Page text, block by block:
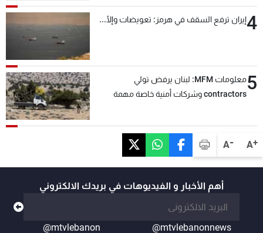
A+
A-
4إيران ترفع السقف في هرمز: تعويضات وإلّا...
5
معلومات MFM: لبنان يرفض تولي
contractors وشركات أمنية خاصة مهمة
أهم الأخبار و الفيديوهات في بريدك الالكتروني
@mtvlebanonnews
@mtvlebanon